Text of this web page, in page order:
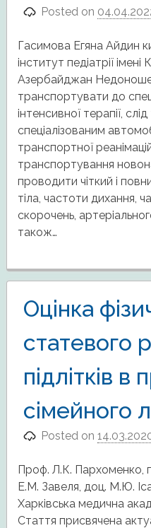
Posted on
Гасимова Егяна Айдин
інститут педіатрії
Азербайджан
транспортувати до
інтенсивної терапії,
спеціалізованим
транспортної
транспортування
проводити чіткий і
тіла, частоти дихання,
скорочень,
також…
Оцінка
статевого
підлітків в
сімейного
Posted on
Проф. Л.К. Пархоменко,
Е.М. Завеля, доц. М.Ю.
Харківська медична
Стаття присвячена